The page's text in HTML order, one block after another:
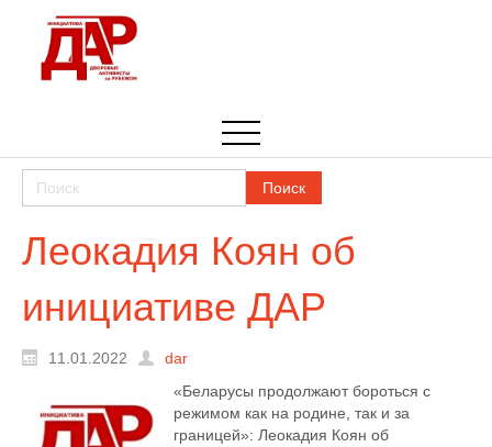
Леокадия Коян об
инициативе ДАР
11.01.2022
dar
«Беларусы продолжают бороться с
режимом как на родине, так и за
границей»: Леокадия Коян об